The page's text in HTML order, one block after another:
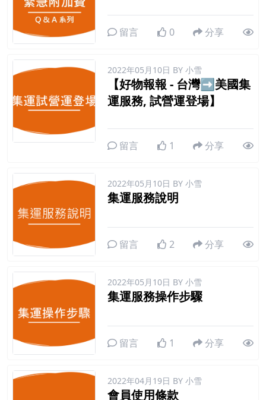
留言 0 分享
2022年05月10日 BY 小雪
【好物報報 - 台灣➡美國集
運服務, 試營運登場】
留言 1 分享
2022年05月10日 BY 小雪
集運服務說明
留言 2 分享
2022年05月10日 BY 小雪
集運服務操作步驟
留言 1 分享
2022年04月19日 BY 小雪
會員使用條款